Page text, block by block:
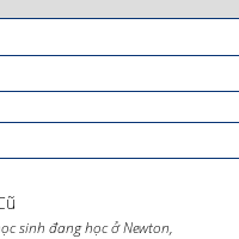
sinh đang học ở Newton,